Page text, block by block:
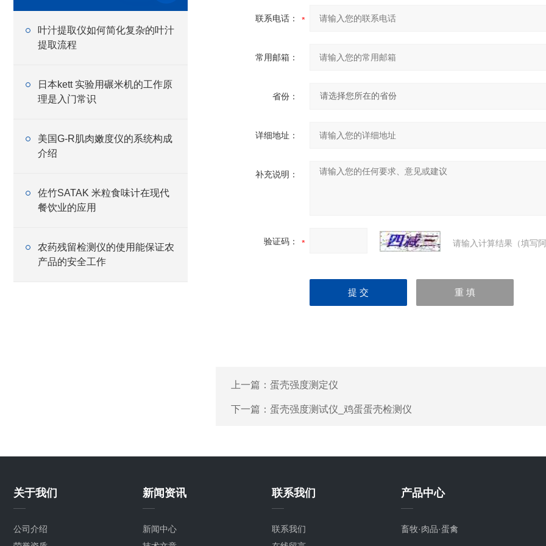
叶汁提取仪如何简化复杂的叶汁
提取流程
日本kett 实验用碾米机的工作原
理是入门常识
美国G-R肌肉嫩度仪的系统构成
介绍
佐竹SATAK 米粒食味计在现代
餐饮业的应用
农药残留检测仪的使用能保证农
产品的安全工作
联系电话：
常用邮箱：
省份：
详细地址：
补充说明：
验证码： 请输入计算结果（填写
上一篇： 蛋壳强度测定仪
下一篇： 蛋壳强度测试仪_鸡蛋蛋壳检测仪
关于我们
公司介绍
新闻资讯
新闻中心
联系我们
联系我们
产品中心
畜牧·肉品·蛋禽